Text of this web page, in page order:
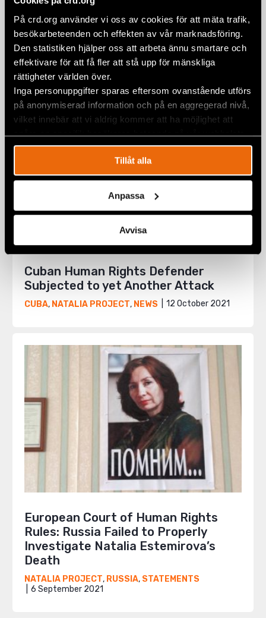
På crd.org använder vi oss av cookies för att mäta trafik,
besökarbeteenden och effekten av vår marknadsföring.
Den statistiken hjälper oss att arbeta ännu smartare och
effektivare för att få fler att stå upp för mänskliga
rättigheter världen över.
Inga personuppgifter sparas eftersom ovanstående utförs
på anonymiserad information och på en aggregerad nivå,
vilket innebär att vi aldrig kommer att ha möjlighet att
spåra en specifik besökares beteende på vår webbplats.
Tillåt alla
Anpassa
Avvisa
“It feels good to unite with fellow
guardians of environmental and
human rights”
KENYA NATALIA PROJECT, NEWS 12 October 2022
Cuban Human Rights Defender
Subjected to yet Another Attack
CUBA, NATALIA PROJECT, NEWS 12 October 2021
European Court of Human Rights
Rules: Russia Failed to Properly
Investigate Natalia Estemirova’s
Death
NATALIA PROJECT, RUSSIA, STATEMENTS
6 September 2021